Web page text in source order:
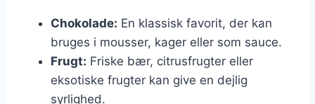
Chokolade: En klassisk favorit, der kan
bruges i mousser, kager eller som sauce.
Frugt: Friske bær, citrusfrugter eller
eksotiske frugter kan give en dejlig
syrlighed.